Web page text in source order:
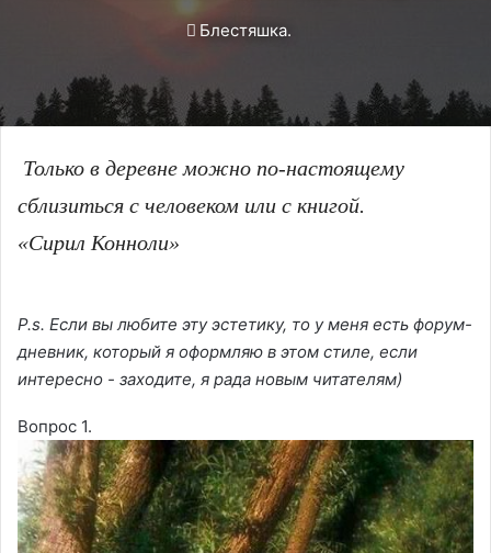
Блестяшка.
Только в деревне можно по-настоящему
сблизиться с человеком или с книгой.
«Сирил Конноли»
P.s. Если вы любите эту эстетику, то у меня есть форум-
дневник, который я оформляю в этом стиле, если
интересно - заходите, я рада новым читателям)
Вопрос 1.